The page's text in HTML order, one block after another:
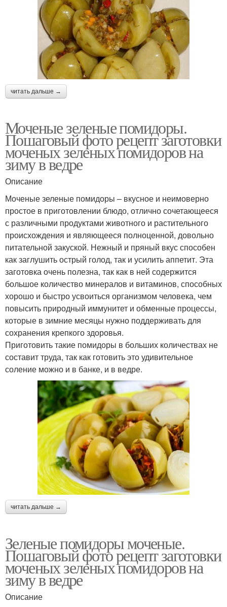
читать дальше →
Моченые зеленые помидоры.
Пошаговый фото рецепт заготовки
моченых зеленых помидоров на
зиму в ведре
Описание
Моченые зеленые помидоры – вкусное и неимоверно
простое в приготовлении блюдо, отлично сочетающееся
с различными продуктами животного и растительного
происхождения и являющееся полноценной, довольно
питательной закуской. Нежный и пряный вкус способен
как заглушить острый голод, так и усилить аппетит. Эта
заготовка очень полезна, так как в ней содержится
большое количество минералов и витаминов, способных
хорошо и быстро усвоиться организмом человека, чем
повысить природный иммунитет и обменные процессы,
которые в зимние месяцы нужно поддерживать для
сохранения крепкого здоровья.
Приготовить такие помидоры в больших количествах не
составит труда, так как готовить это удивительное
соление можно и в банке, и в ведре.
читать дальше →
Зеленые помидоры моченые.
Пошаговый фото рецепт заготовки
моченых зеленых помидоров на
зиму в ведре
Описание